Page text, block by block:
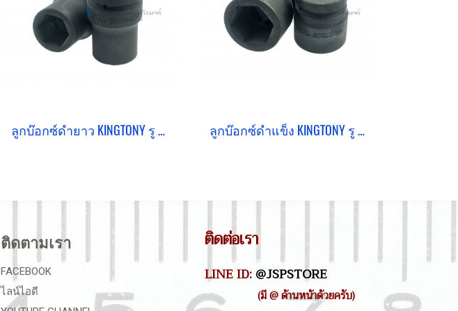
ลูกบ๊อกซ์ดำยาว KINGTONY รู 1" เบอร์ #55 คุณภาพอย่างดี (6 เหลี่ยม) ลูกบ๊อกซ์ดำแข็ง KINGTONY รู 1" เบอร์ #66 คุณภาพอย่างดี (6 เหลี่ยม)
ติดตามเรา
FACEBOOK
ไลน์ไอดี
ติดต่อเรา
LINE ID:@JSPSTORE
(มี @ ด้านหน้าด้วยครับ)